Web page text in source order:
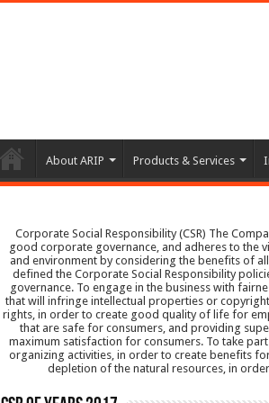
About ARIP Products & Services
Corporate Social Responsibility (CSR) The
good corporate governance, and adheres to the
and environment by considering the benefits of
defined the Corporate Social Responsibility
governance. To engage in the business with
that will infringe intellectual properties or
rights, in order to create good quality of life for
that are safe for consumers, and providing
maximum satisfaction for consumers. To take
organizing activities, in order to create benefits
depletion of the natural resources, in